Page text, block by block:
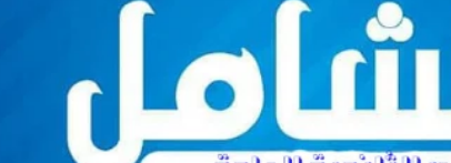
التدريب العملي - الامتحان الوزاري لعام 2019 وعام 2022 لتخصص التصميم الداخلي والديكور